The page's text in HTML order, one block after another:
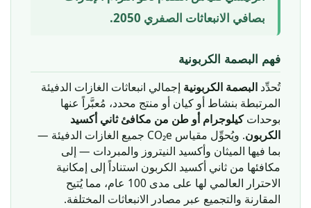
بصافي الانبعاثات الصفري 2050.
فهم البصمة الكربونية
تُحدِّد البصمة الكربونية إجمالي انبعاثات الغازات الدفيئة
المرتبطة بنشاط أو كيان أو منتج محدد، مُعبَّراً عنها
بوحداتكيلوجرام أو طن من مكافئ ثاني أكسيد
الكربون
. ويُحوِّل مقياس CO₂e جميع الغازات الدفيئة —
بما فيها الميثان وأكسيد النيتروز والمبردات — إلى
مكافئها من ثاني أكسيد الكربون استناداً إلى إمكانية
الاحترار العالمي لها على مدى 100 عام، مما يُتيح
المقارنة والتجميع عبر مصادر الانبعاثات المختلفة.